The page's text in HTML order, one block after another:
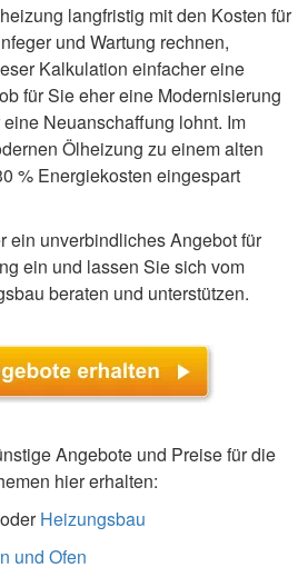
langfristig mit den Kosten für
und Wartung rechnen,
Kalkulation einfacher eine
für Sie eher eine Modernisierung
Neuanschaffung lohnt. Im
Ölheizung zu einem alten
% Energiekosten eingespart
ein unverbindliches Angebot für
ein und lassen Sie sich vom
beraten und unterstützen.
Angebote und Preise für die
hier erhalten:
oderHeizungsbau
und Ofen